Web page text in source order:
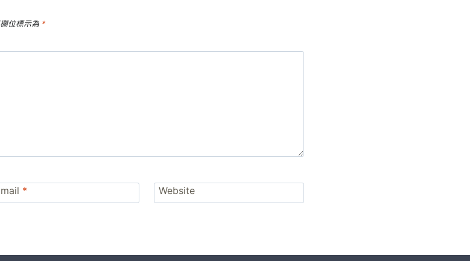
位標示為 *
* Website